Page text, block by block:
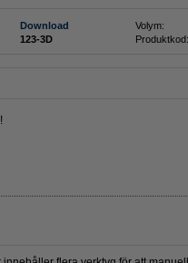
Download Volym:
123-3D Produktkod: